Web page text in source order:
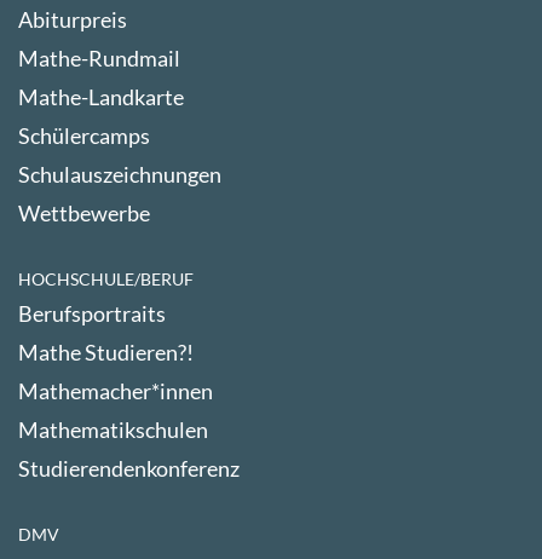
Abiturpreis
Mathe-Rundmail
Mathe-Landkarte
Schülercamps
Schulauszeichnungen
Wettbewerbe
HOCHSCHULE/BERUF
Berufsportraits
Mathe Studieren?!
Mathemacher*innen
Mathematikschulen
Studierendenkonferenz
DMV